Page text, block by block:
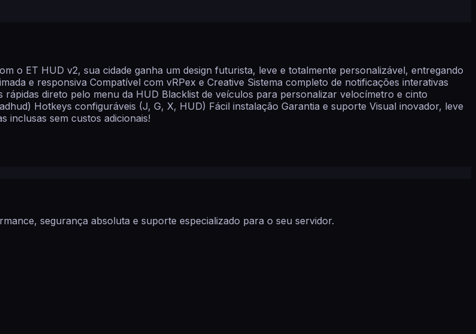
o ET HUD v2, sua cidade ganha um design futurista, leve e totalmente personalizável, entregando
e responsiva Compatível com vRPex e Creative Sistema completo de notificações interativas
direto pelo menu da HUD Blacklist de veículos para personalizar velocímetro e cinto
Hotkeys configuráveis (J, G, X, HUD) Fácil instalação Garantia e suporte Visual inovador, leve
inclusas sem custos adicionais!
segurança absoluta e suporte especializado para o seu servidor.